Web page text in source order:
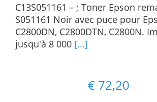
C13S051161 – ; Toner Epson
S051161 Noir avec puce pour
C2800DN, C2800DTN, C2800N.
jusqu'à 8 000 [...]
€ 72,20